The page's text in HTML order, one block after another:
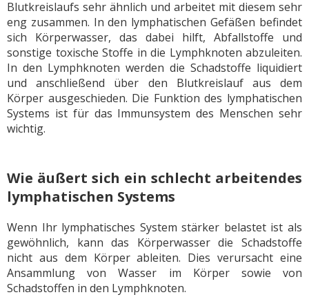
Blutkreislaufs sehr ähnlich und arbeitet mit diesem sehr
eng zusammen. In den lymphatischen Gefäßen befindet
sich Körperwasser, das dabei hilft, Abfallstoffe und
sonstige toxische Stoffe in die Lymphknoten abzuleiten.
In den Lymphknoten werden die Schadstoffe liquidiert
und anschließend über den Blutkreislauf aus dem
Körper ausgeschieden. Die Funktion des lymphatischen
Systems ist für das Immunsystem des Menschen sehr
wichtig.
Wie äußert sich ein schlecht arbeitendes
lymphatischen Systems
Wenn Ihr lymphatisches System stärker belastet ist als
gewöhnlich, kann das Körperwasser die Schadstoffe
nicht aus dem Körper ableiten. Dies verursacht eine
Ansammlung von Wasser im Körper sowie von
Schadstoffen in den Lymphknoten.